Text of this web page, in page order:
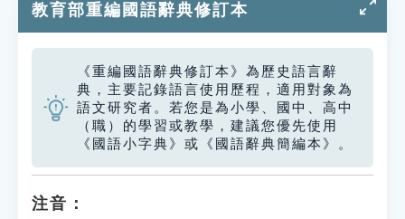
教育部重編國語辭典修訂本
《重編國語辭典修訂本》為歷史語言辭
典，主要記錄語言使用歷程，適用對象為
語文研究者。若您是為小學、國中、高中
（職）的學習或教學，建議您優先使用
《國語小字典》或《國語辭典簡編本》。
注音：